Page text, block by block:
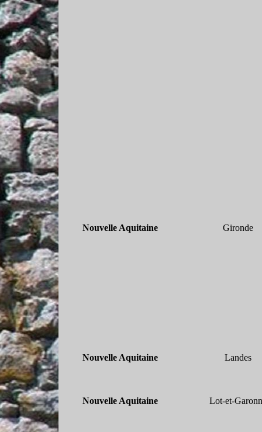
Nouvelle Aquitaine Gironde
Nouvelle Aquitaine Landes
Nouvelle Aquitaine Lot-et-